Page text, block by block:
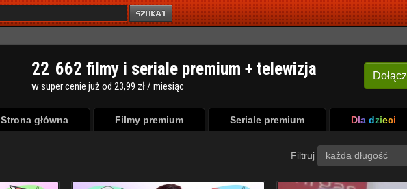
Dołącz
22 662 filmy i seriale premium + telewizja
w super cenie już od 23,99 zł / miesiąc
Strona główna Filmy premium Seriale premium Dla dzieci
Filtruj każda długość